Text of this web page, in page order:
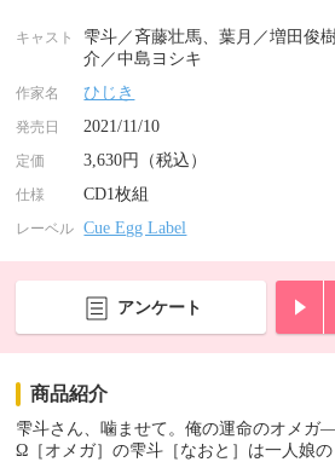
キャスト
雫斗／斉藤壮馬、葉月／増田俊
介／中島ヨシキ
作家名 ひじき
発売日 2021/11/10
定価 3,630円（税込）
仕様 CD1枚組
レーベル Cue Egg Label
アンケート
商品紹介
雫斗さん、噛ませて。俺の運命のオメガ
Ω［オメガ］の雫斗［なおと］は一人娘